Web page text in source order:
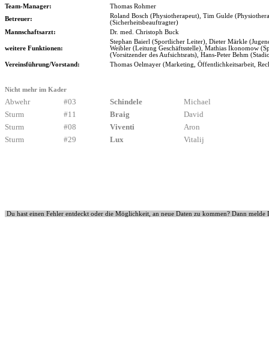
Team-Manager:
Thomas Rohmer
Betreuer:
Roland Bosch (Physiotherapeut), Tim Gulde
(Sicherheitsbeauftragter)
Mannschaftsarzt:
Dr. med. Christoph Buck
weitere Funktionen:
Stephan Baierl (Sportlicher Leiter), Dieter Märkle
Weibler (Leitung Geschäftsstelle), Mathias Ikonomow
(Vorsitzender des Aufsichtsrats), Hans-Peter Behm
Vereinsführung/Vorstand:
Thomas Oelmayer (Marketing, Öffentlichkeitsarbeit,
Nicht mehr im Kader
Abwehr #03 Schindele
Michael
Sturm
#11 Braig
David
Sturm
#08 Viventi
Aron
Sturm
#29 Lux Vitalij
Du hast einen Fehler entdeckt oder die Möglichkeit, an neue Daten zu kommen? Dann